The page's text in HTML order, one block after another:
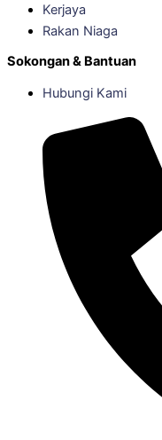
Kerjaya
Rakan Niaga
Sokongan & Bantuan
Hubungi Kami